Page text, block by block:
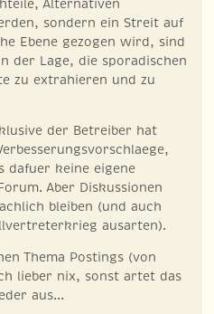
Alternativen
sondern ein Streit auf
Ebene gezogen wird, sind
der Lage, die sporadischen
zu extrahieren und zu
der Betreiber hat
dafuer keine eigene
Aber Diskussionen
bleiben (und auch
ausarten).
Thema Postings (von
lieber nix, sonst artet das
aus...